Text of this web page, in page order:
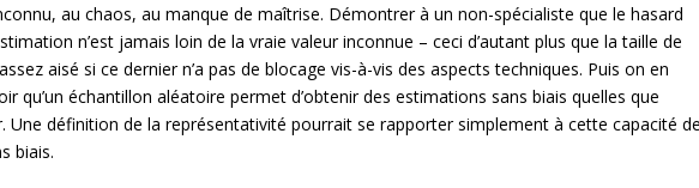
au chaos, au manque de maîtrise. Démontrer à un non-spécialiste que le hasard
n’est jamais loin de la vraie valeur inconnue – ceci d’autant plus que la taille de
aisé si ce dernier n’a pas de blocage vis-à-vis des aspects techniques. Puis on en
qu’un échantillon aléatoire permet d’obtenir des estimations sans biais quelles que
Une définition de la représentativité pourrait se rapporter simplement à cette capacité
biais.